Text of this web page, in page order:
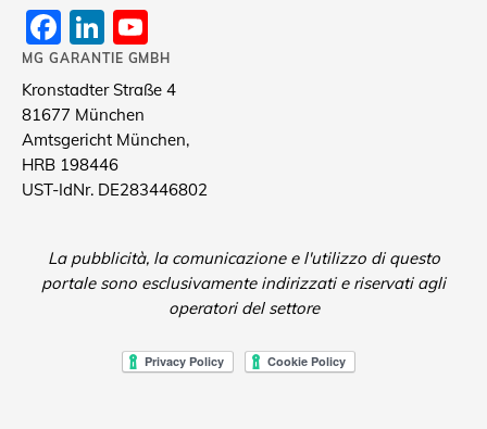
Facebook
LinkedIn
Channel
MG GARANTIE GMBH
Kronstadter Straße 4
81677 München
Amtsgericht München,
HRB 198446
UST-IdNr. DE283446802
La pubblicità, la comunicazione e l'utilizzo di questo
portale sono esclusivamente indirizzati e riservati agli
operatori del settore